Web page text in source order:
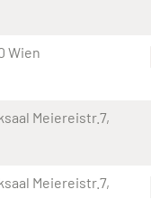
Wien
Meiereistr.7,
Meiereistr.7,